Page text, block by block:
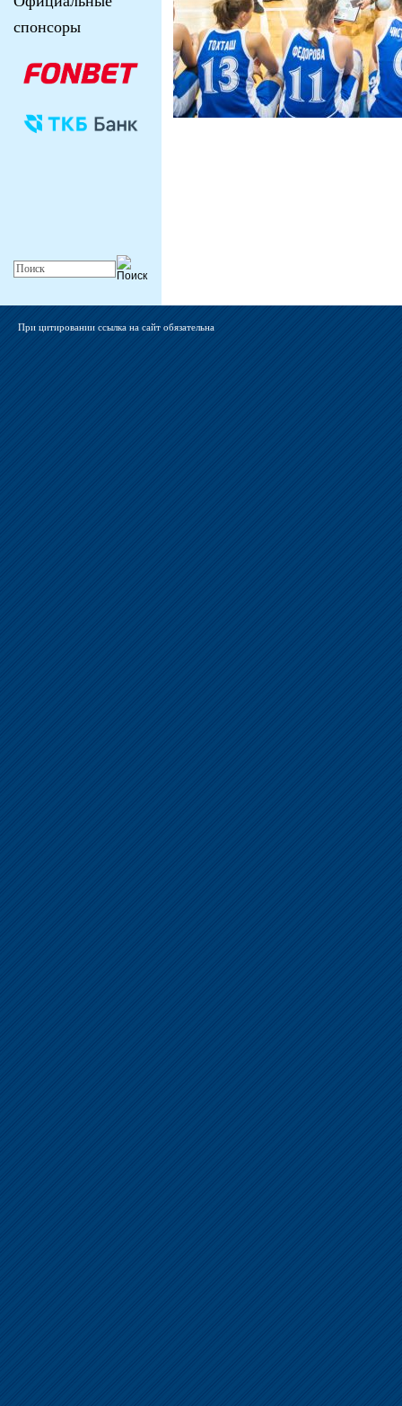
спонсоры
При цитировании ссылка на сайт обязательна